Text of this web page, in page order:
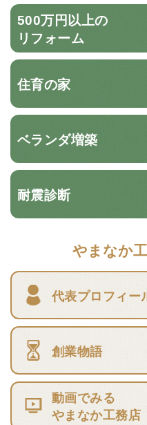
500万円以上の
リフォーム
住育の家
ベランダ増築
耐震診断
やまなか
代表プロフィー
創業物語
動画でみる
やまなか工務店